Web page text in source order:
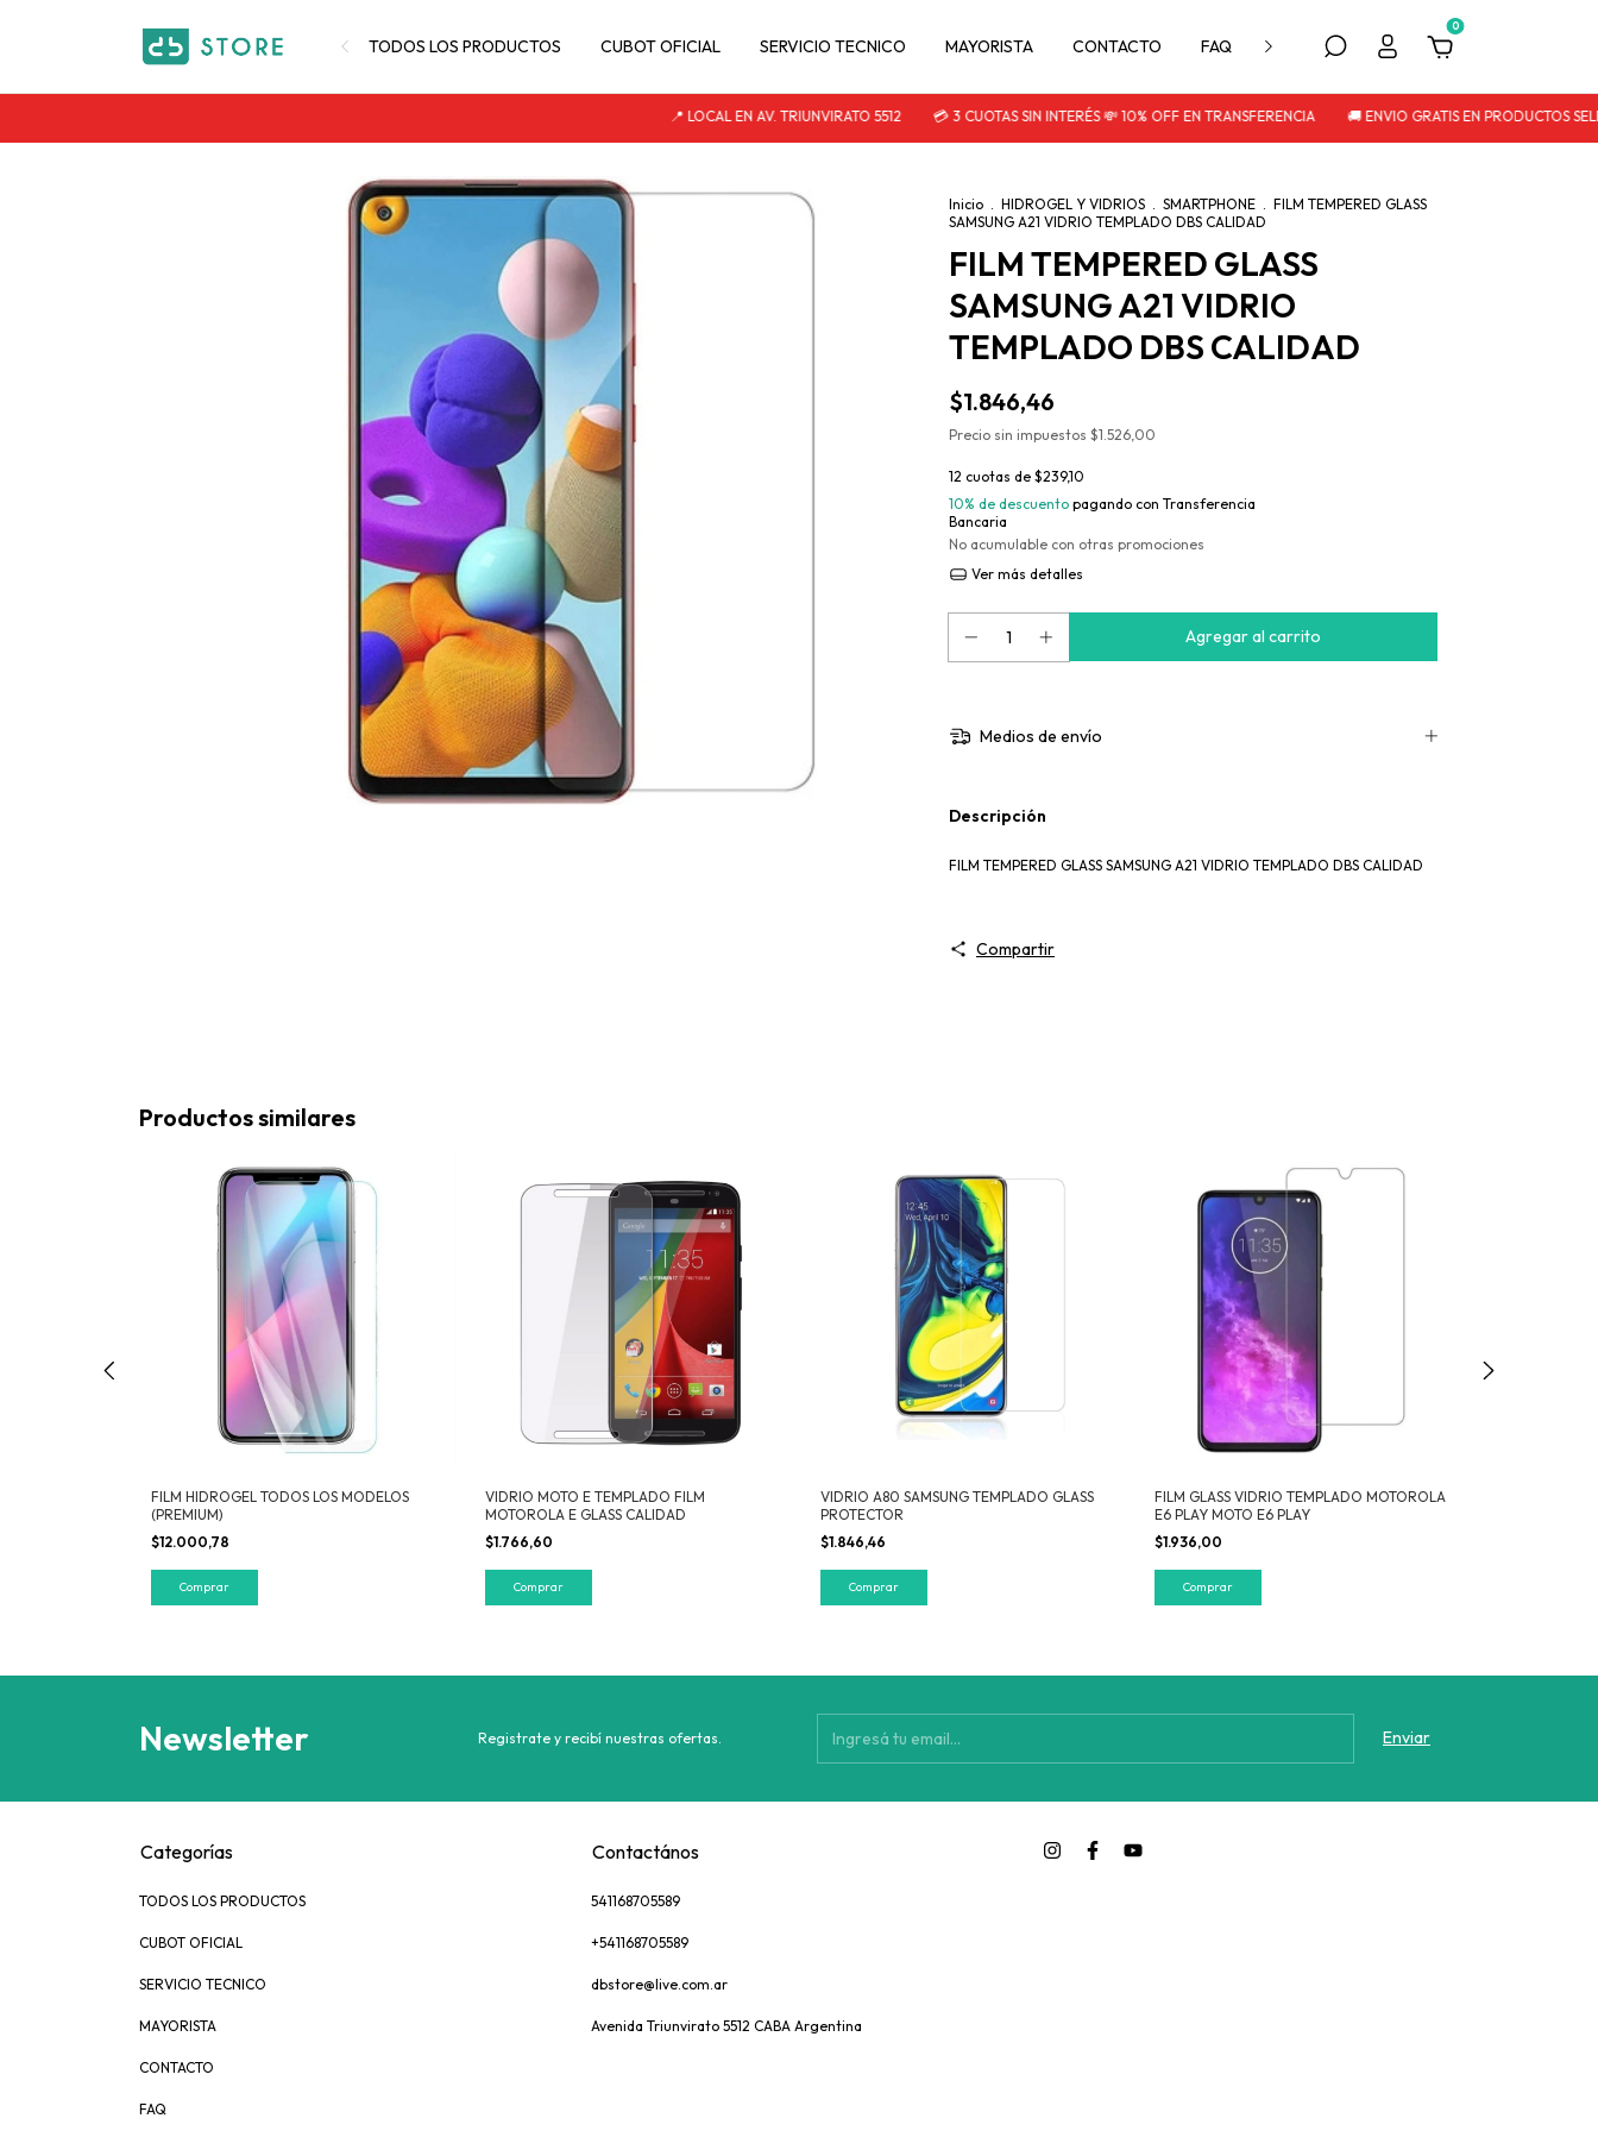
TODOS LOS PRODUCTOS CUBOT OFICIAL SERVICIO TECNICO MAYORISTA CONTACTO FAQ POLITICA DE DEVOLUCIÓN
0
📍 LOCAL EN AV. TRIUNVIRATO 5512 💳 3 CUOTAS SIN INTERÉS 💸 10% OFF EN TRANSFERENCIA 🚚 ENVIO GRATIS EN PRODUCTOS
Inicio . HIDROGEL Y VIDRIOS . SMARTPHONE . FILM TEMPERED GLASS
SAMSUNG A21 VIDRIO TEMPLADO DBS CALIDAD
FILM TEMPERED GLASS
SAMSUNG A21 VIDRIO
TEMPLADO DBS CALIDAD
$1.846,46
Precio sin impuestos $1.526,00
12 cuotas de $239,10
10% de descuento pagando con Transferencia
Bancaria
No acumulable con otras promociones
Ver más detalles
Medios de envío
Descripción
FILM TEMPERED GLASS SAMSUNG A21 VIDRIO TEMPLADO DBS CALIDAD
Compartir
Productos similares
FILM HIDROGEL TODOS LOS MODELOS
(PREMIUM)
$12.000,78
VIDRIO MOTO E TEMPLADO FILM
MOTOROLA E GLASS CALIDAD
$1.766,60
VIDRIO A80 SAMSUNG TEMPLADO GLASS
PROTECTOR
$1.846,46
FILM GLASS VIDRIO TEMPLADO MOTOROLA
E6 PLAY MOTO E6 PLAY
$1.936,00
Newsletter Registrate y recibí nuestras ofertas.
Categorías
TODOS LOS PRODUCTOS
CUBOT OFICIAL
SERVICIO TECNICO
MAYORISTA
CONTACTO
FAQ
Contactános
541168705589
+541168705589
dbstore@live.com.ar
Avenida Triunvirato 5512 CABA Argentina